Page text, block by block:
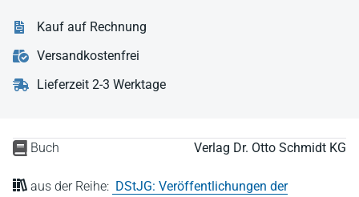
Buch Verlag Dr. Otto Schmidt KG
aus der Reihe: DStJG: Veröffentlichungen der
Kauf auf Rechnung
Versandkostenfrei
Lieferzeit 2-3 Werktage